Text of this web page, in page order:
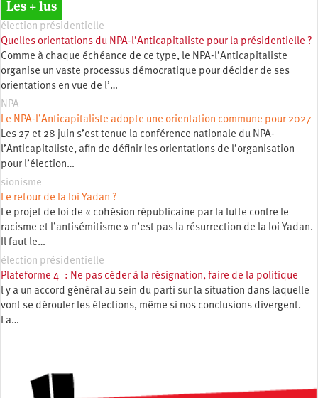
Les + lus
élection présidentielle
Quelles orientations du NPA-l’Anticapitaliste pour la présidentielle ?
Comme à chaque échéance de ce type, le NPA-l’Anticapitaliste
organise un vaste processus démocratique pour décider de ses
orientations en vue de l’…
NPA
Le NPA-l’Anticapitaliste adopte une orientation commune pour 2027
Les 27 et 28 juin s’est tenue la conférence nationale du NPA-
l’Anticapitaliste, afin de définir les orientations de l’organisation
pour l’élection…
sionisme
Le retour de la loi Yadan ?
Le projet de loi de « cohésion républicaine par la lutte contre le
racisme et l’antisémitisme » n’est pas la résurrection de la loi Yadan.
Il faut le…
élection présidentielle
Plateforme 4 : Ne pas céder à la résignation, faire de la politique
l y a un accord général au sein du parti sur la situation dans laquelle
vont se dérouler les élections, même si nos conclusions divergent.
La…